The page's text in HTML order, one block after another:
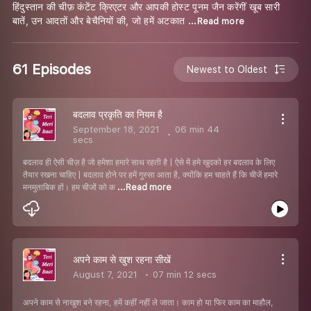
हिंदुस्तान की चीफ़ कंटेंट क्रिएटर और आपकी होस्ट पूनम जैन करेंगीं खूब सारी
बातें, उन आदतों और बेचैनियों की, जो हमें अटकात ...Read more
61 Episodes Newest to Oldest
बदलाव प्रकृति का नियम है
September 18, 2021
06 min 44
secs
बदलाव ही ऐसी चीज़ है जो हमेशा हमारे साथ रहती है | ऐसे में हमे खुदको हर बदलाव के लिए
तैयार रखना चाहिए | बदलाव होने पर हमें गुस्सा आता है, क्योंकि हम चाहते हैं कि चीजें हमारे
मनमुताबिक हों। हम चीजों को क ...Read more
अपने काम से खुश रहना सीखें
August 7, 2021 07 min 12 secs
अपने काम से नाखुश बने रहना, हमें कहीं नहीं ले जाता। काम हो या फिर काम का माहौल,